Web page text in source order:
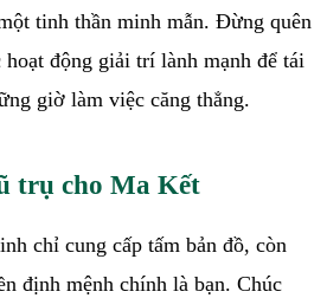
tinh thần minh mẫn. Đừng quên
động giải trí lành mạnh để tái
giờ làm việc căng thẳng.
trụ cho Ma Kết
chỉ cung cấp tấm bản đồ, còn
định mệnh chính là bạn. Chúc